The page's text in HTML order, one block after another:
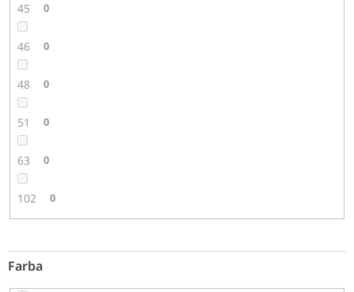
45 0
46 0
48 0
51 0
63 0
102 0
Farba